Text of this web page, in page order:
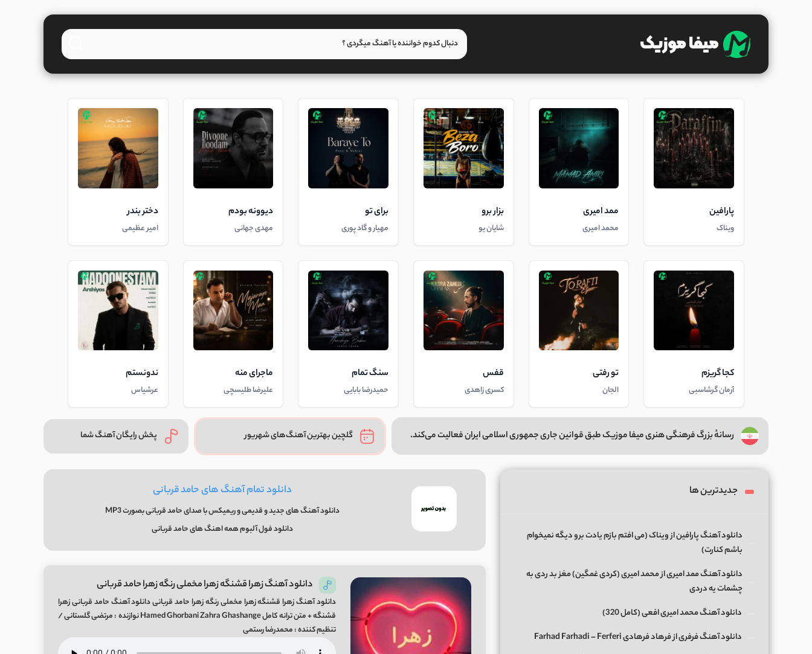
پارافین
ویناک
ممد امیری
محمد امیری
بزار برو
شایان یو
برای تو
مهیار و گاد پوری
دیوونه بودم
مهدی جهانی
دختر بندر
امیر عظیمی
کجا گریزم
آرمان گرشاسبی
تو رفتی
الجان
قفس
کسری زاهدی
سنگ تمام
حمیدرضا بابایی
ماجرای منه
علیرضا طلیسچی
ندونستم
عرشیاس
رسانهٔ بزرگ فرهنگی هنری میفا موزیک طبق قوانین جاری جمهوری اسلامی ایران فعالیت می‌کند. گلچین بهترین آهنگ‌های شهریور پخش رایگان آهنگ شما
دانلود تمام آهنگ های حامد قربانی
دانلود آهنگ های جدید و قدیمی و ریمیکس با صدای حامد قربانی بصورت MP3
دانلود فول آلبوم همه اهنگ های حامد قربانی
دانلود آهنگ زهرا قشنگه زهرا مخملی رنگه زهرا حامد قربانی
دانلود آهنگ زهرا قشنگه زهرا مخملی رنگه زهرا حامد قربانی دانلود آهنگ حامد قربانی زهرا
قشنگه + متن ترانه کامل Hamed Ghorbani Zahra Ghashange نوازنده : مرتضی گلستانی /
تنظیم کننده : محمدرضا رستمی
جدیدترین ها
دانلود آهنگ پارافین از ویناک (می افتم بازم یادت برو دیگه نمیخوام
باشم کنارت)
دانلود آهنگ ممد امیری از محمد امیری (کردی غمگین) ﻣﻐﺰ ﺑﺪ ردی ﺑﻪ
ﭼﺸﻤﺎت ﻳﻪ دردی
دانلود آهنگ محمد امیری افعی (کامل 320)
دانلود آهنگ فرفری از فرهاد فرهادی Farhad Farhadi – Ferferi